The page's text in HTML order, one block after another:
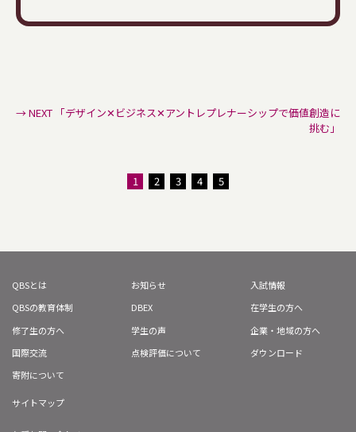
→ NEXT 「デザイン✕ビジネス✕アントレプレナーシップで価値創造に
挑む」
1 2 3 4 5
QBSとは お知らせ
入試情報
QBSの教育体制
DBEX
在学生の方へ
修了生の方へ
学生の声
企業・地域の方へ
国際交流
点検評価について
ダウンロード
寄附について
サイトマップ